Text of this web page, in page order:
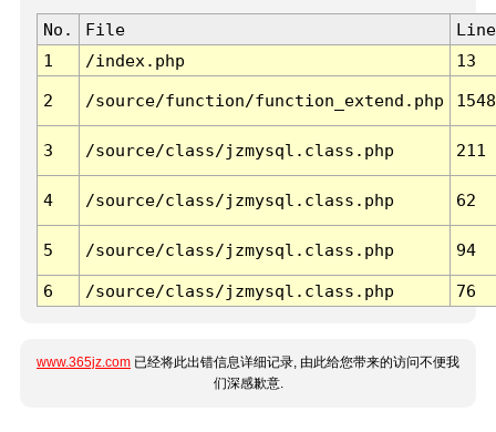
No. File
Line
1
/index.php 13
2 /source/function/function_extend.php 1548
3 /source/class/jzmysql.class.php 211
4 /source/class/jzmysql.class.php 62
5 /source/class/jzmysql.class.php 94
6 /source/class/jzmysql.class.php 76
www.365jz.com 已经将此出错信息详细记录, 由此给您带来的访问不便我
们深感歉意.